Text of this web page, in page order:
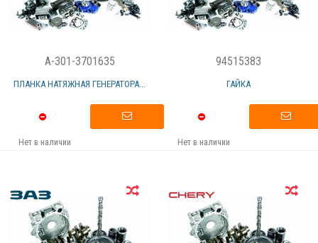
A-301-3701635
ПЛАНКА НАТЯЖНАЯ ГЕНЕРАТОРА...
Нет в наличии
94515383
ГАЙКА
Нет в наличии